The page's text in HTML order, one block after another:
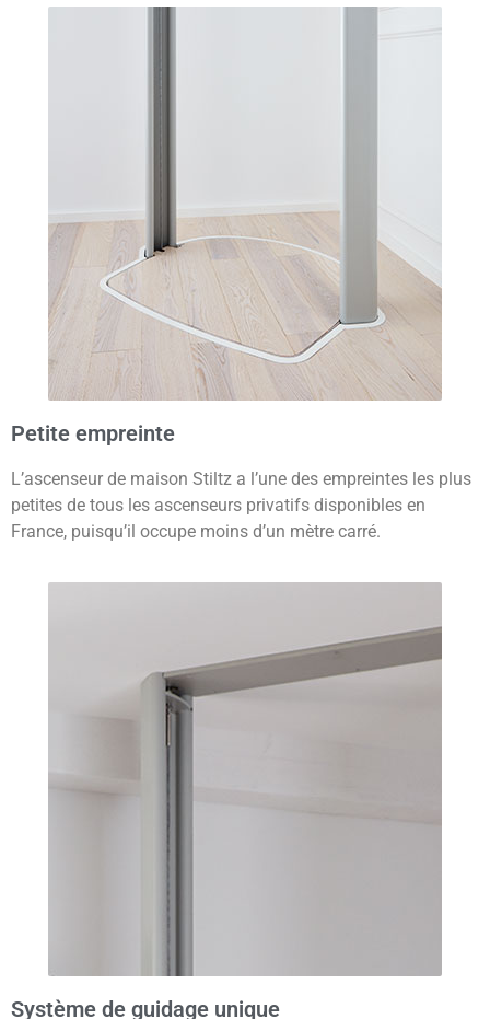
Petite empreinte
L’ascenseur de maison Stiltz a l’une des empreintes les plus
petites de tous les ascenseurs privatifs disponibles en
France, puisqu’il occupe moins d’un mètre carré.
Système de guidage unique